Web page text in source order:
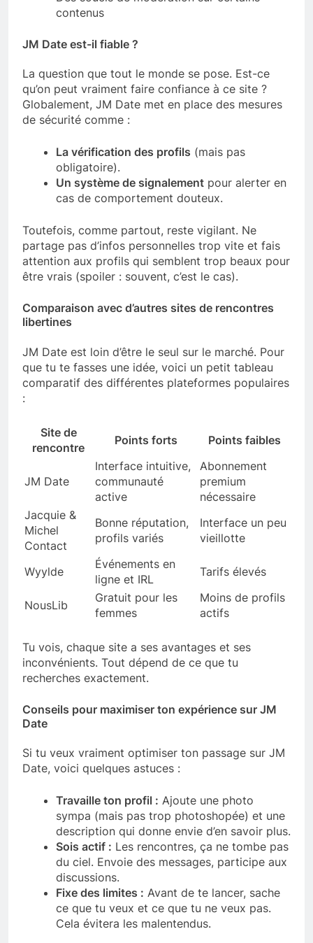
contenus
JM Date est-il fiable ?
La question que tout le monde se pose. Est-ce
qu’on peut vraiment faire confiance à ce site ?
Globalement, JM Date met en place des mesures
de sécurité comme :
La vérification des profils (mais pas
obligatoire).
Un système de signalement pour alerter en
cas de comportement douteux.
Toutefois, comme partout, reste vigilant. Ne
partage pas d’infos personnelles trop vite et fais
attention aux profils qui semblent trop beaux pour
être vrais (spoiler : souvent, c’est le cas).
Comparaison avec d’autres sites de rencontres
libertines
JM Date est loin d’être le seul sur le marché. Pour
que tu te fasses une idée, voici un petit tableau
comparatif des différentes plateformes populaires
:
Site de
rencontre
Points forts Points faibles
JM Date
Interface intuitive,
communauté
active
Abonnement
premium
nécessaire
Jacquie &
Michel
Contact
Bonne réputation,
profils variés
Interface un peu
vieillotte
Wyylde
Événements en
ligne et IRL
Tarifs élevés
NousLib
Gratuit pour les
femmes
Moins de profils
actifs
Tu vois, chaque site a ses avantages et ses
inconvénients. Tout dépend de ce que tu
recherches exactement.
Conseils pour maximiser ton expérience sur JM
Date
Si tu veux vraiment optimiser ton passage sur JM
Date, voici quelques astuces :
Travaille ton profil : Ajoute une photo
sympa (mais pas trop photoshopée) et une
description qui donne envie d’en savoir plus.
Sois actif : Les rencontres, ça ne tombe pas
du ciel. Envoie des messages, participe aux
discussions.
Fixe des limites : Avant de te lancer, sache
ce que tu veux et ce que tu ne veux pas.
Cela évitera les malentendus.